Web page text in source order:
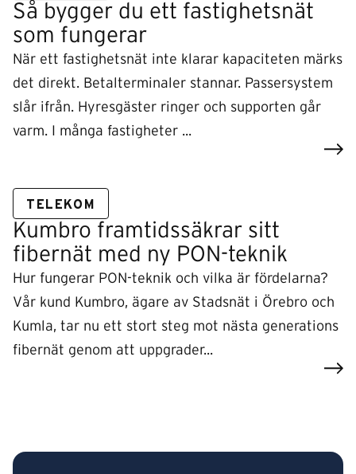
Så bygger du ett fastighetsnät
som fungerar
När ett fastighetsnät inte klarar kapaciteten märks
det direkt. Betalterminaler stannar. Passersystem
slår ifrån. Hyresgäster ringer och supporten går
varm. I många fastigheter ...
TELEKOM
Kumbro framtidssäkrar sitt
fibernät med ny PON-teknik
Hur fungerar PON-teknik och vilka är fördelarna?
Vår kund Kumbro, ägare av Stadsnät i Örebro och
Kumla, tar nu ett stort steg mot nästa generations
fibernät genom att uppgrader...